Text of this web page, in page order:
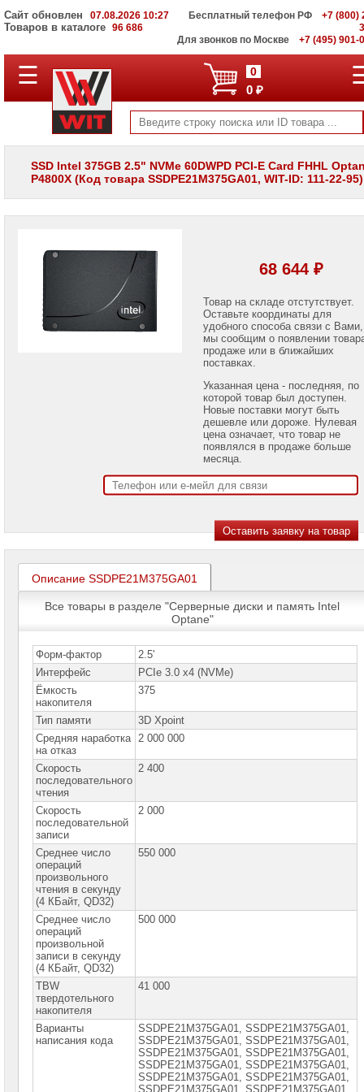
Сайт обновлен 07.08.2026 10:27
Товаров в каталоге 96 686
Бесплатный телефон РФ
+7 (800)
Для звонков по Москве
+7 (495) 901-
ПОЛНЫЙ
КАТАЛОГ
Корпоративные
серверы
WIT
хранения
Мониторы
панели
Проекторы
Name
Принтеры
плоттеры
МФУ
Серверы
Пассивное
сетевое
оборудование
Активное
сетевое
оборудование
СХД
системы
хранения
данных
Компоненты
компьютеров
Компоненты
серверов
Серверные
платформы
Серверные
материнские
платы
Серверные
корпуса
☰ 0
0 ₽
SSD Intel 375GB 2.5" NVMe 60DWPD PCI-E Card FHHL
P4800X (Код товара SSDPE21M375GA01, WIT-ID: 111-22-95)
68 644 ₽
Товар на складе отстутствует.
Оставьте координаты для
удобного способа связи с Вами,
мы сообщим о появлении
продаже или в ближайших
поставках.
Указанная цена - последняя, по
которой товар был доступен.
Новые поставки могут быть
дешевле или дороже. Нулевая
цена означает, что товар не
появлялся в продаже больше
месяца.
Описание SSDPE21M375GA01
Все товары в разделе "Серверные диски и память Intel
Optane"
Форм-фактор
2.5'
Интерфейс
PCIe 3.0 x4 (NVMe)
Ёмкость
накопителя
375
Тип памяти
3D Xpoint
Средняя наработка
на отказ
2 000 000
Скорость
последовательного
чтения
2 400
Скорость
последовательной
записи
2 000
Среднее число
операций
произвольного
чтения в секунду
(4 КБайт, QD32)
550 000
Среднее число
операций
произвольной
записи в секунду
(4 КБайт, QD32)
500 000
TBW
твердотельного
накопителя
41 000
Варианты
написания кода
SSDPE21M375GA01, SSDPE21M375GA01,
SSDPE21M375GА01, SSDPЕ21M375GА01,
SSDPЕ21M375GА01, SSDPЕ21М375GА01,
SSDPЕ21М375GА01, SSDPЕ21М375GА01,
SSDPЕ21М375GА01, SSDРЕ21М375GА01,
SSDРЕ21М375GА01, SSDРЕ21М375GА01,